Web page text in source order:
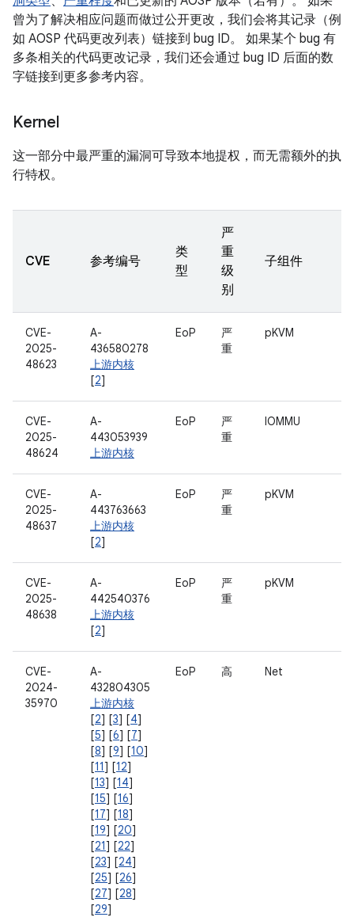
曾为了解决相应问题而做过公开更改，我们会将其记录（例
如 AOSP 代码更改列表）链接到 bug ID。 如果某个 bug 有
多条相关的代码更改记录，我们还会通过 bug ID 后面的数
字链接到更多参考内容。
Kernel
这一部分中最严重的漏洞可导致本地提权，而无需额外的执
行特权。
CVE 参考编号
类
型
严
重
级
别
子组件
CVE-
2025-
48623
A-
436580278
上游内核
[2]
EoP
严
重
pKVM
CVE-
2025-
48624
A-
443053939
上游内核
EoP
严
重
IOMMU
CVE-
2025-
48637
A-
443763663
上游内核
[2]
EoP
严
重
pKVM
CVE-
2025-
48638
A-
442540376
上游内核
[2]
EoP
严
重
pKVM
CVE-
2024-
35970
A-
432804305
上游内核
[2] [3] [4]
[5] [6] [7]
[8] [9] [10]
[11] [12]
[13] [14]
[15] [16]
[17] [18]
[19] [20]
[21] [22]
[23] [24]
[25] [26]
[27] [28]
[29]
EoP 高 Net